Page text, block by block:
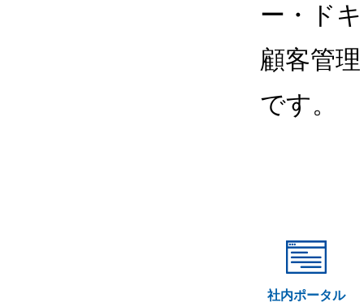
ー・ド
顧客管
です。
社内ポータル